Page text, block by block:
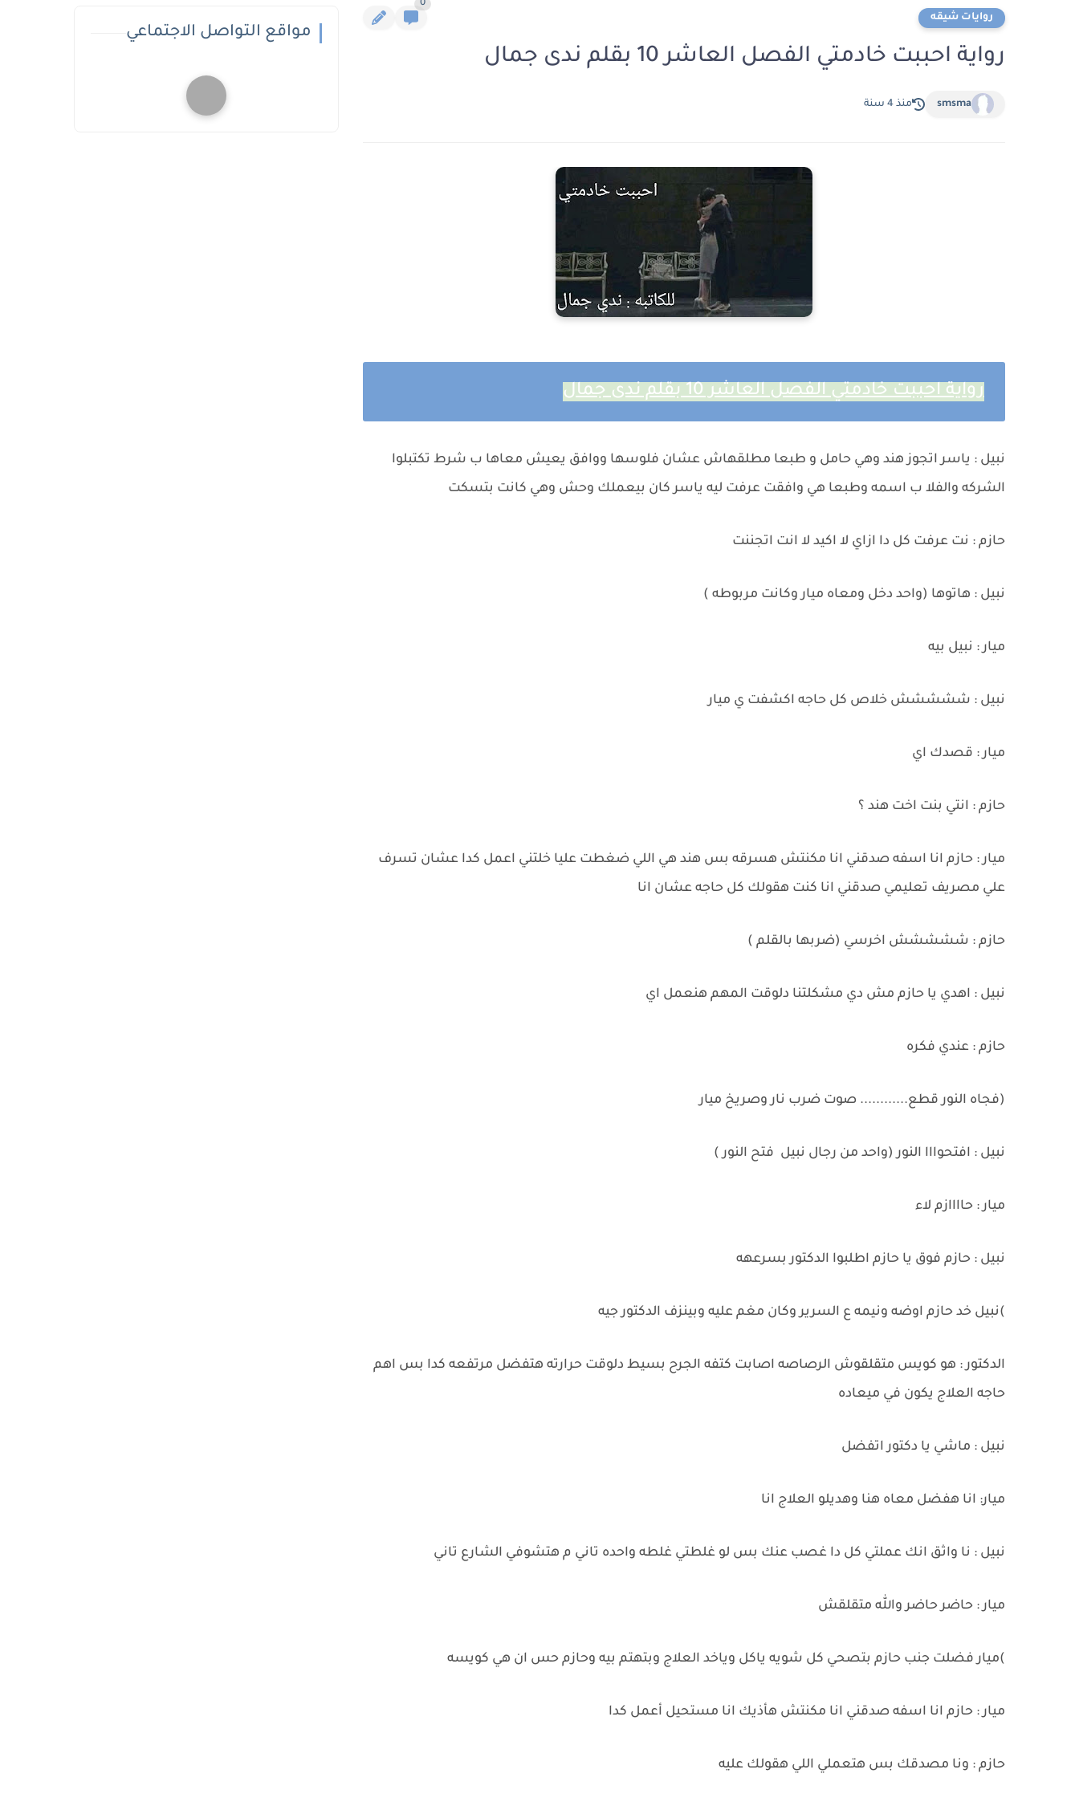
روايات شيقه
0
رواية احببت خادمتي الفصل العاشر 10 بقلم ندى جمال
smsma منذ 4 سنة
رواية احببت خادمتي الفصل العاشر 10 بقلم ندى جمال
نبيل : ياسر اتجوز هند وهي حامل و طبعا مطلقهاش عشان فلوسها ووافق يعيش معاها ب شرط تكتبلوا
الشركه والفلا ب اسمه وطبعا هي وافقت عرفت ليه ياسر كان بيعملك وحش وهي كانت بتسكت
حازم : نت عرفت كل دا ازاي لا اكيد لا انت اتجننت
نبيل : هاتوها (واحد دخل ومعاه ميار وكانت مربوطه )
ميار : نبيل بيه
نبيل : ششششش خلاص كل حاجه اكشفت ي ميار
ميار : قصدك اي
حازم : انتي بنت اخت هند ؟
ميار : حازم انا اسفه صدقني انا مكنتش هسرقه بس هند هي اللي ضغطت عليا خلتني اعمل كدا عشان تسرف
علي مصريف تعليمي صدقني انا كنت هقولك كل حاجه عشان انا
حازم : ششششش اخرسي (ضربها بالقلم )
نبيل : اهدي يا حازم مش دي مشكلتنا دلوقت المهم هنعمل اي
حازم : عندي فكره
(فجاه النور قطع............ صوت ضرب نار وصريخ ميار
نبيل : افتحوااا النور (واحد من رجال نبيل فتح النور )
ميار : حاااازم لاء
نبيل : حازم فوق يا حازم اطلبوا الدكتور بسرعهه
)نبيل خد حازم اوضه ونيمه ع السرير وكان مغم عليه وبينزف الدكتور جيه
الدكتور : هو كويس متقلقوش الرصاصه اصابت كتفه الجرح بسيط دلوقت حرارته هتفضل مرتفعه كدا بس اهم
حاجه العلاج يكون في ميعاده
نبيل : ماشي يا دكتور اتفضل
ميار: انا هفضل معاه هنا وهديلو العلاج انا
نبيل : نا واثق انك عملتي كل دا غصب عنك بس لو غلطتي غلطه واحده تاني م هتشوفي الشارع تاني
ميار : حاضر حاضر والله متقلقش
)ميار فضلت جنب حازم بتصحي كل شويه ياكل وياخد العلاج وبتهتم بيه وحازم حس ان هي كويسه
ميار : حازم انا اسفه صدقني انا مكنتش هأذيك انا مستحيل أعمل كدا
حازم : ونا مصدقك بس هتعملي اللي هقولك عليه
مواقع التواصل الاجتماعي